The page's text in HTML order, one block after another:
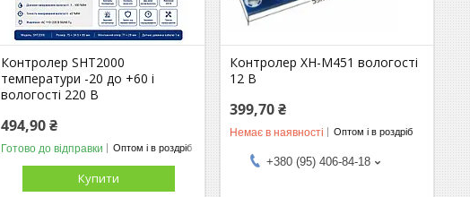
Контролер SHT2000
температури -20 до +60 і
вологості 220 В
494,90 ₴
Готово до відправки Оптом і в роздріб
Купити
Контролер XH-M451 вологості
12 В
399,70 ₴
Немає в наявності Оптом і в роздріб
+380 (95) 406-84-18